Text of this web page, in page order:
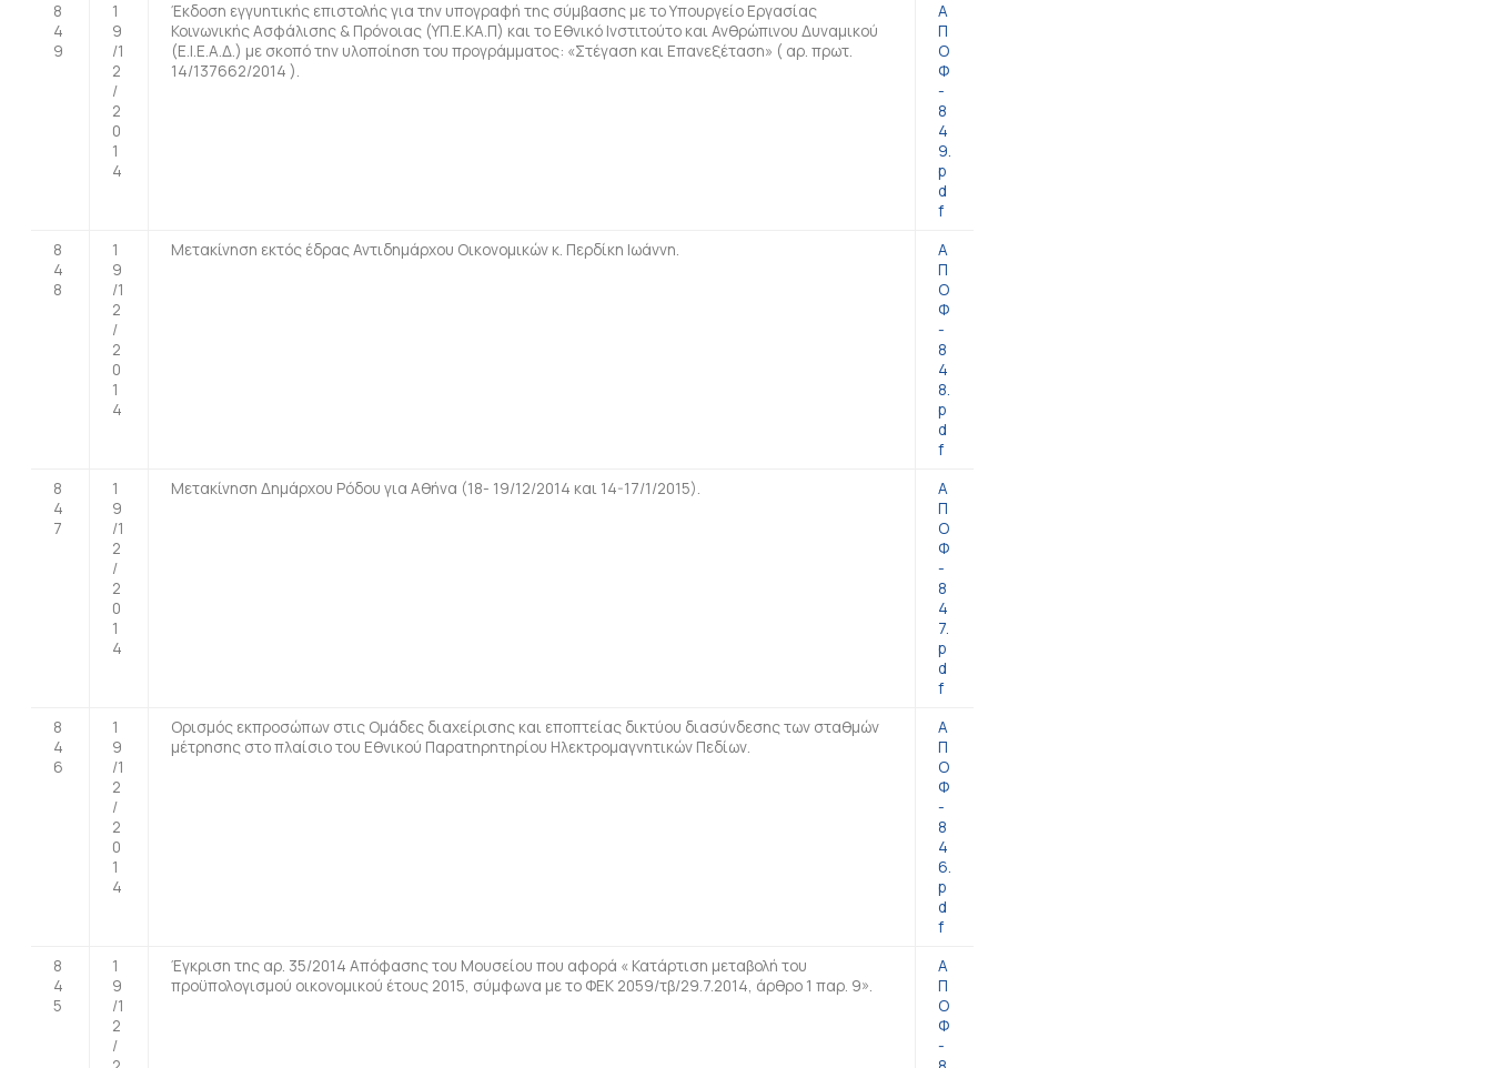
8
4
9
1
9
/1
2
/
2
0
1
4
Έκδοση εγγυητικής επιστολής για την υπογραφή της σύμβασης με το Υπουργείο Εργασίας
Κοινωνικής Ασφάλισης & Πρόνοιας (ΥΠ.Ε.ΚΑ.Π) και το Εθνικό Ινστιτούτο και Ανθρώπινου Δυναμικού
(Ε.Ι.Ε.Α.Δ.) με σκοπό την υλοποίηση του προγράμματος: «Στέγαση και Επανεξέταση» ( αρ. πρωτ.
14/137662/2014 ).
Α
Π
Ο
Φ
-
8
4
9.
p
d
f
8
4
8
1
9
/1
2
/
2
0
1
4
Μετακίνηση εκτός έδρας Αντιδημάρχου Οικονομικών κ. Περδίκη Ιωάννη.
Α
Π
Ο
Φ
-
8
4
8.
p
d
f
8
4
7
1
9
/1
2
/
2
0
1
4
Μετακίνηση Δημάρχου Ρόδου για Αθήνα (18- 19/12/2014 και 14-17/1/2015).
Α
Π
Ο
Φ
-
8
4
7.
p
d
f
8
4
6
1
9
/1
2
/
2
0
1
4
Ορισμός εκπροσώπων στις Ομάδες διαχείρισης και εποπτείας δικτύου διασύνδεσης των σταθμών
μέτρησης στο πλαίσιο του Εθνικού Παρατηρητηρίου Ηλεκτρομαγνητικών Πεδίων.
Α
Π
Ο
Φ
-
8
4
6.
p
d
f
8
4
5
1
9
/1
2
/
Έγκριση της αρ. 35/2014 Απόφασης του Μουσείου που αφορά « Κατάρτιση μεταβολή του
προϋπολογισμού οικονομικού έτους 2015, σύμφωνα με το ΦΕΚ 2059/τβ/29.7.2014, άρθρο 1 παρ. 9».
Α
Π
Ο
Φ
-